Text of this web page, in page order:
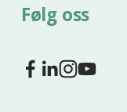
Følg oss